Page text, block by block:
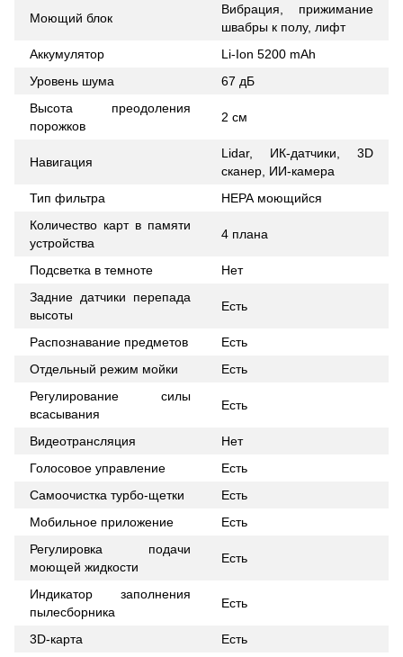
Моющий блок
Вибрация, прижимание
швабры к полу, лифт
Аккумулятор
Li-Ion 5200 mAh
Уровень шума
67 дБ
Высота преодоления
порожков
2 см
Навигация
Lidar, ИК-датчики, 3D
сканер, ИИ-камера
Тип фильтра
НЕРА моющийся
Количество карт в памяти
устройства
4 плана
Подсветка в темноте
Нет
Задние датчики перепада
высоты
Есть
Распознавание предметов
Есть
Отдельный режим мойки
Есть
Регулирование силы
всасывания
Есть
Видеотрансляция
Нет
Голосовое управление
Есть
Самоочистка турбо-щетки
Есть
Мобильное приложение
Есть
Регулировка подачи
моющей жидкости
Есть
Индикатор заполнения
пылесборника
Есть
3D-карта
Есть